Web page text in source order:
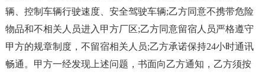
辆、控制车辆行驶速度、安全驾驶车辆;乙方同意不携带危险
物品和不相关人员进入甲方厂区;乙方同意留宿人员严格遵守
甲方的规章制度，不留宿相关人员;乙方承诺保持24小时通讯
畅通。甲方一经发现上述问题，书面向乙方通知，乙方须按